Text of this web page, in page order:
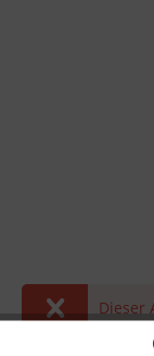
Dieser